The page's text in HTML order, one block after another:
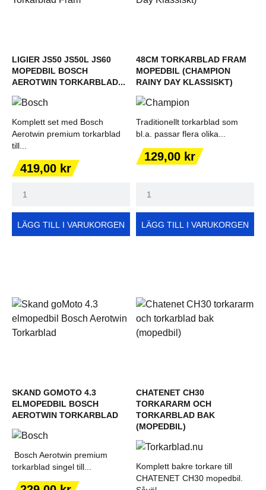
LIGIER JS50 JS50L JS60
MOPEDBIL BOSCH
AEROTWIN TORKARBLAD...
Komplett set med Bosch
Aerotwin premium torkarblad
till...
Pris
419,00 kr
LÄGG TILL I VARUKORGEN
48CM TORKARBLAD FRAM
MOPEDBIL (CHAMPION
RAINY DAY KLASSISKT)
Traditionellt torkarblad som
bl.a. passar flera olika...
Pris
129,00 kr
LÄGG TILL I VARUKORGEN
SKAND GOMOTO 4.3
ELMOPEDBIL BOSCH
AEROTWIN TORKARBLAD
Bosch Aerotwin premium
torkarblad singel till...
Pris
CHATENET CH30
TORKARARM OCH
TORKARBLAD BAK
(MOPEDBIL)
Komplett bakre torkare till
CHATENET CH30 mopedbil.